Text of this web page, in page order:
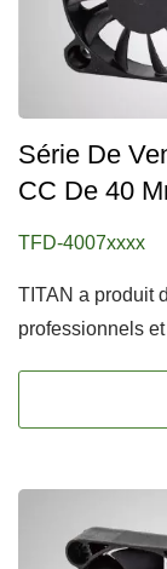
Série De
CC De 40
TFD-4007xxxx
TITAN a produit
professionnels